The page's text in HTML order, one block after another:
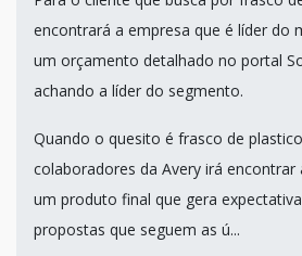
encontrará a empresa que é líder do
um orçamento detalhado no portal
achando a líder do segmento.
Quando o quesito é frasco de
colaboradores da Avery irá encontrar
um produto final que gera
propostas que seguem as ú...